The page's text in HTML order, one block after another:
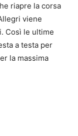
riapre la corsa
viene
Così le ultime
a testa per
la massima